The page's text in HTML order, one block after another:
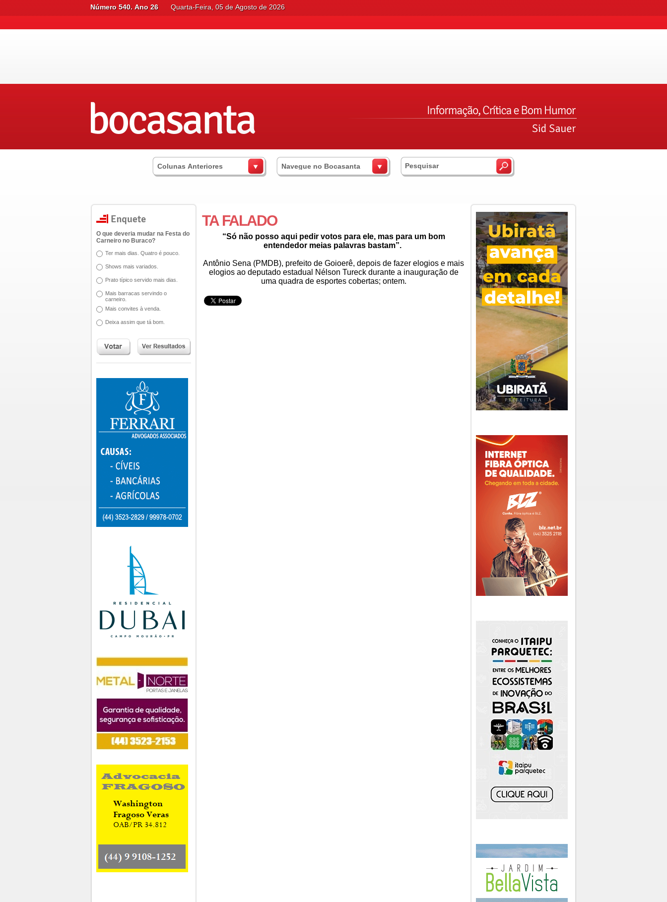
Número 540. Ano 26 Quarta-Feira, 05 de Agosto de 2026
Colunas Anteriores Navegue no Bocasanta
O que deveria mudar na Festa do
Carneiro no Buraco?
Ter mais dias. Quatro é pouco.
Shows mais variados.
Prato típico servido mais dias.
Mais barracas servindo o
carneiro.
Mais convites à venda.
Deixa assim que tá bom.
TA FALADO
“Só não posso aqui pedir votos para ele, mas para um bom
entendedor meias palavras bastam”.
Antônio Sena (PMDB), prefeito de Goioerê, depois de fazer elogios e mais
elogios ao deputado estadual Nélson Tureck durante a inauguração de
uma quadra de esportes cobertas; ontem.